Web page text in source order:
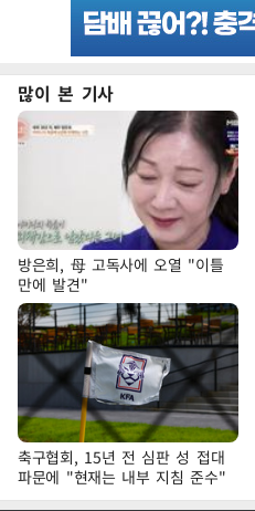
많이 본 기사
방은희, 母 고독사에 오열 "이틀
만에 발견"
축구협회, 15년 전 심판 성 접대
파문에 "현재는 내부 지침 준수"